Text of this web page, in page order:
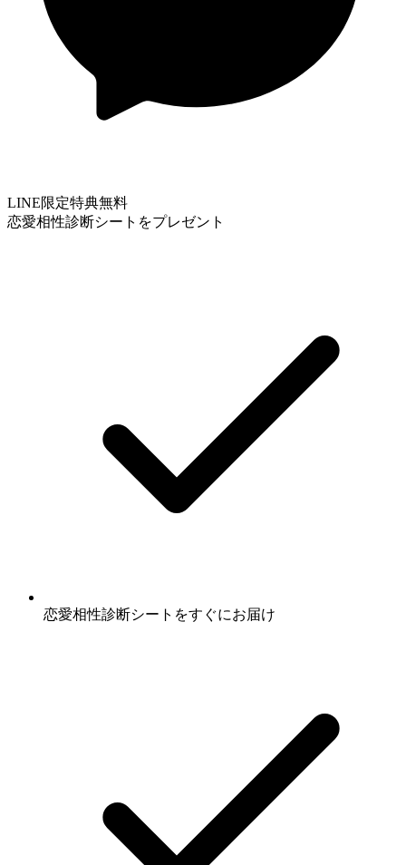
LINE限定特典無料
恋愛相性診断シートをプレゼント
恋愛相性診断シート をすぐにお届け